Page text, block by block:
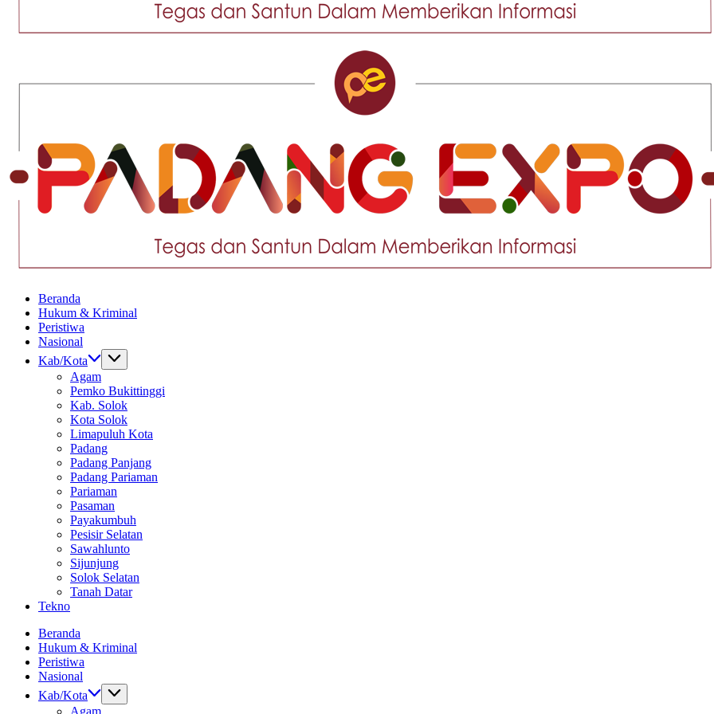
Santun
Memberikan
Informasi
Beranda
Hukum & Kriminal
Peristiwa
Nasional
Kab/Kota
Agam
Pemko Bukittinggi
Kab. Solok
Kota Solok
Limapuluh Kota
Padang
Padang Panjang
Padang Pariaman
Pariaman
Pasaman
Payakumbuh
Pesisir Selatan
Sawahlunto
Sijunjung
Solok Selatan
Tanah Datar
Tekno
Beranda
Hukum & Kriminal
Peristiwa
Nasional
Kab/Kota
Agam